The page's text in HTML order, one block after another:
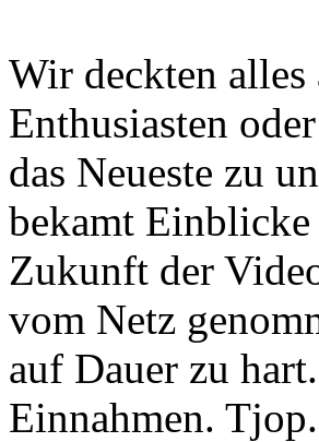
Wir deckten
Enthusiasten
das Neueste zu
bekamt
Zukunft der
vom Netz
auf Dauer zu
Einnahmen. Tjop.